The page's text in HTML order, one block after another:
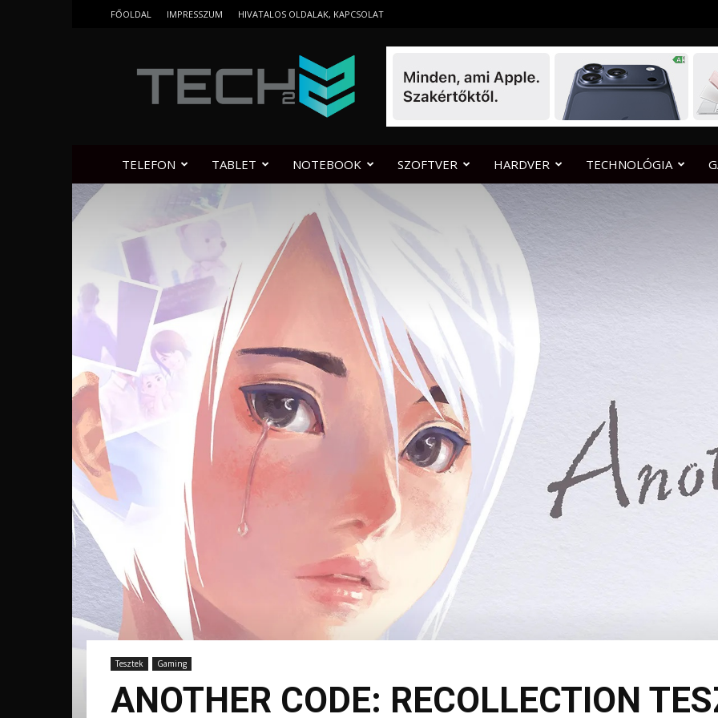
FŐOLDAL IMPRESSZUM HIVATALOS OLDALAK, KAPCSOLAT
TELEFON TABLET NOTEBOOK SZOFTVER HARDVER TECHNOLÓGIA
Tesztek Gaming
ANOTHER CODE: RECOLLECTION